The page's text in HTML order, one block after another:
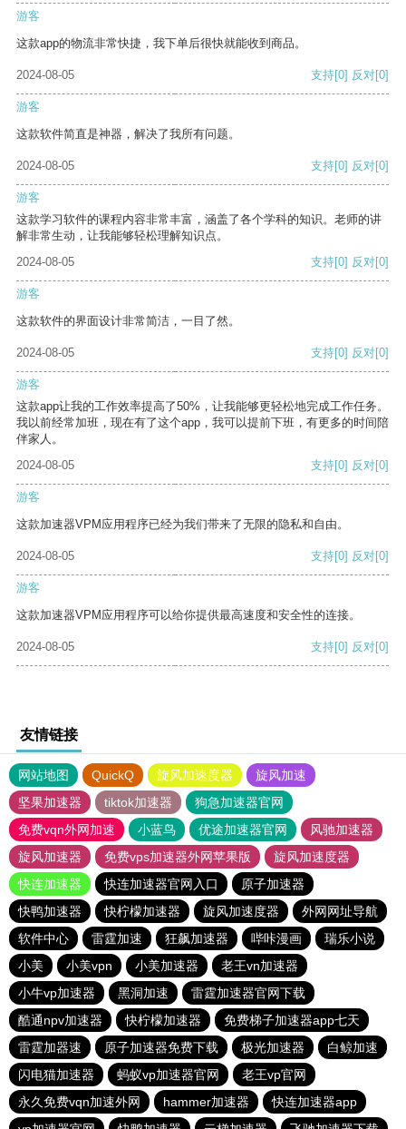
游客
这款app的物流非常快捷，我下单后很快就能收到商品。
2024-08-05 支持[0] 反对[0]
游客
这款软件简直是神器，解决了我所有问题。
2024-08-05 支持[0] 反对[0]
游客
这款学习软件的课程内容非常丰富，涵盖了各个学科的知识。老师的讲
解非常生动，让我能够轻松理解知识点。
2024-08-05
支持[0] 反对[0]
游客
这款软件的界面设计非常简洁，一目了然。
2024-08-05 支持[0] 反对[0]
游客
这款app让我的工作效率提高了50%，让我能够更轻松地完成工作任务。
我以前经常加班，现在有了这个app，我可以提前下班，有更多的时间陪
伴家人。
2024-08-05
支持[0] 反对[0]
游客
这款加速器VPM应用程序已经为我们带来了无限的隐私和自由。
2024-08-05 支持[0] 反对[0]
游客
这款加速器VPM应用程序可以给你提供最高速度和安全性的连接。
2024-08-05 支持[0] 反对[0]
友情链接
网站地图 QuickQ 旋风加速度器
旋风加速
坚果加速器
tiktok加速器
狗急加速器官网
免费vqn外网加速
小蓝鸟 优途加速器官网
风驰加速器
旋风加速器
免费vps加速器外网苹果版
旋风加速度器
快连加速器
快连加速器官网入口
原子加速器
快鸭加速器
快柠檬加速器 旋风加速度器
外网网址导航
软件中心
雷霆加速 狂飙加速器 哔咔漫画
瑞乐小说
小美
小美vpn 小美加速器
老王vn加速器
小牛vp加速器
黑洞加速
雷霆加速器官网下载
酷通npv加速器
快柠檬加速器
免费梯子加速器app七天
雷霆加器速
原子加速器免费下载 极光加速器
白鲸加速
闪电猫加速器
蚂蚁vp加速器官网
老王vp官网
永久免费vqn加速外网
hammer加速器
快连加速器app